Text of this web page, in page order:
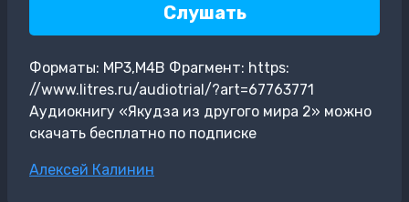
Слушать
Форматы: MP3,M4B Фрагмент: https:
//www.litres.ru/audiotrial/?art=67763771
Аудиокнигу «Якудза из другого мира 2» можно
скачать бесплатно по подписке
Метки
Алексей Калинин